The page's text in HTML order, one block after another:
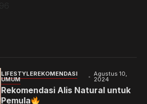
LIFESTYLEREKOMENDASI
UMUM
Agustus 10,
2024
Rekomendasi Alis Natural untuk
Pemula